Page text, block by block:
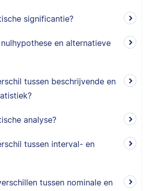
significantie?
en alternatieve
tussen beschrijvende en
analyse?
tussen interval- en
tussen nominale en